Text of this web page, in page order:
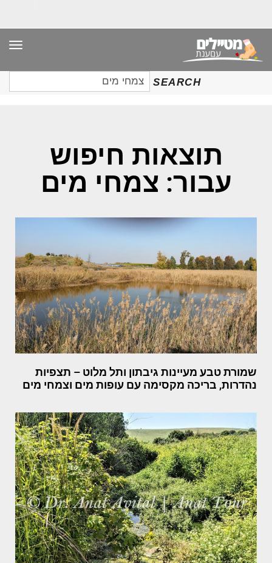
SEARCH
חיפוש
עבור:
תוצאות חיפוש
עבור: צמחי מים
שמורת טבע מעיינות גיבתון ותל מלוט – תצפיות
נהדרות, בריכה מקסימה עם עופות מים וצמחי מים